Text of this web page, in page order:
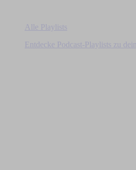
Alle Playlists
Entdecke Podcast-Playlists zu